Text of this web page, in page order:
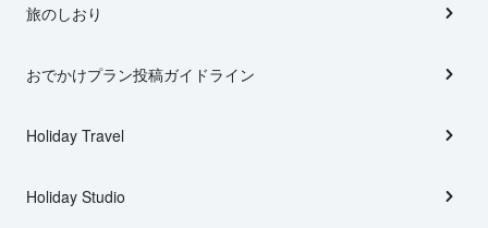
旅のしおり
おでかけプラン投稿ガイドライン
Holiday Travel
Holiday Studio